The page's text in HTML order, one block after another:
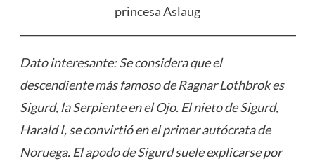
princesa Aslaug
Dato interesante: Se considera que el
descendiente más famoso de Ragnar Lothbrok es
Sigurd, la Serpiente en el Ojo. El nieto de Sigurd,
Harald I, se convirtió en el primer autócrata de
Noruega. El apodo de Sigurd suele explicarse por